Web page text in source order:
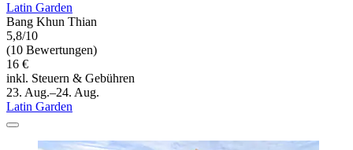
Latin Garden
Bang Khun Thian
5,8/10
(10 Bewertungen)
16 €
inkl. Steuern & Gebühren
23. Aug.–24. Aug.
Latin Garden